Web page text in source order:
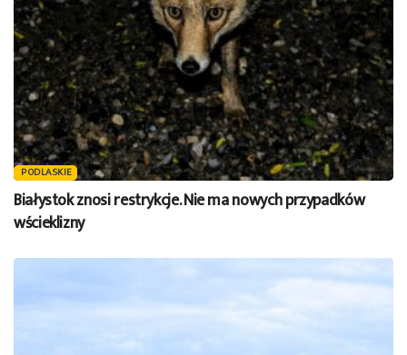
PODLASKIE
Białystok znosi restrykcje. Nie ma nowych przypadków
wścieklizny